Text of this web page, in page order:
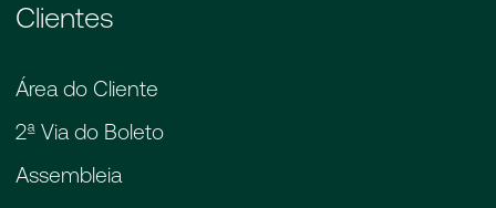
Clientes
Área do Cliente
2ª Via do Boleto
Assembleia